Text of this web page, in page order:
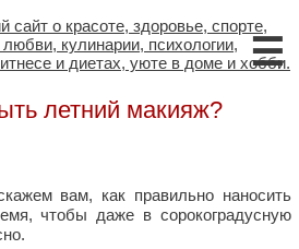
☰
летний макияж?
вам, как правильно наносить
чтобы даже в сорокоградусную